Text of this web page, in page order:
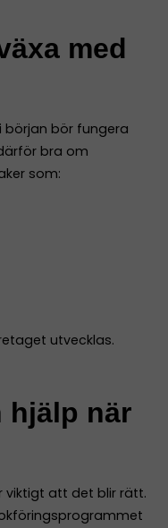
med
början bör fungera
bra om
som:
utvecklas.
hjälp när
viktigt att det blir rätt.